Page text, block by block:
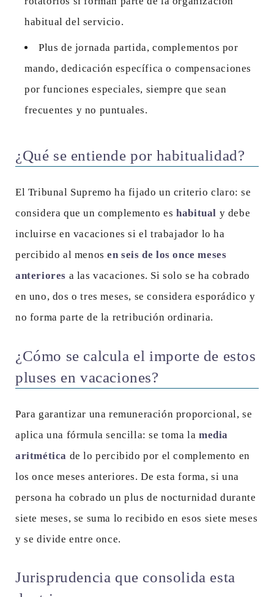
habitual del servicio.
Plus de jornada partida, complementos por
mando, dedicación específica o compensaciones
por funciones especiales, siempre que sean
frecuentes y no puntuales.
¿Qué se entiende por habitualidad?
El Tribunal Supremo ha fijado un criterio claro: se
considera que un complemento eshabitual y debe
incluirse en vacaciones si el trabajador lo ha
percibido al menosen seis de los once meses
anteriores a las vacaciones. Si solo se ha cobrado
en uno, dos o tres meses, se considera esporádico y
no forma parte de la retribución ordinaria.
¿Cómo se calcula el importe de estos
pluses en vacaciones?
Para garantizar una remuneración proporcional, se
aplica una fórmula sencilla: se toma lamedia
aritmética de lo percibido por el complemento en
los once meses anteriores. De esta forma, si una
persona ha cobrado un plus de nocturnidad durante
siete meses, se suma lo recibido en esos siete meses
y se divide entre once.
Jurisprudencia que consolida esta